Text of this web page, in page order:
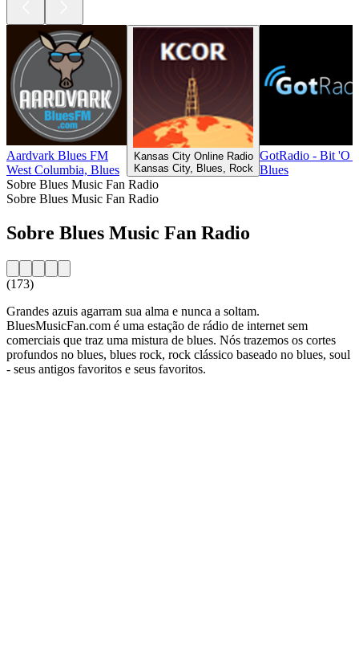
Aardvark Blues FM
West Columbia, Blues
Kansas City Online Radio
Kansas City, Blues, Rock
GotRadio - Bit 'O
Blues
Sobre Blues Music Fan Radio
Sobre Blues Music Fan Radio
Sobre Blues Music Fan Radio
(173)
Grandes azuis agarram sua alma e nunca a soltam.
BluesMusicFan.com é uma estação de rádio de internet sem
comerciais que traz uma mistura de blues. Nós trazemos os cortes
profundos no blues, blues rock, rock clássico baseado no blues, soul
- seus antigos favoritos e seus favoritos.